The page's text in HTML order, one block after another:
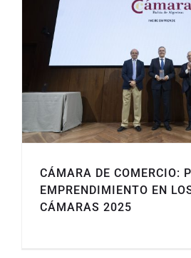
CÁMARA DE COMERCIO:
EMPRENDIMIENTO EN
CÁMARAS 2025